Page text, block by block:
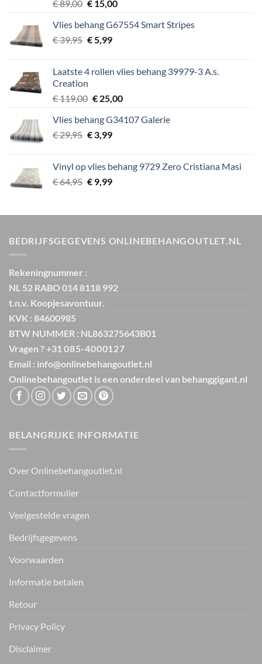
€89,00 Oorspronkelijke
was:
€ 89,00.
€15,00Huidige
is:
Vlies behang G67554 Smart Stripes
€39,95 Oorspronkelijke
€ 39,95.
€5,99Huidige
€ 5,99.
Laatste 4 rollen vlies behang 39979-3 A.s.
Creation
€119,00 Oorspronkelijke
was:
€ 119,00.
€25,00Huidige
is:
Vlies behang G34107 Galerie
€29,95 Oorspronkelijke
€ 29,95.
€3,99Huidige
€ 3,99.
Vinyl op vlies behang 9729 Zero Cristiana Masi
€64,95 Oorspronkelijke
€ 64,95.
€9,99Huidige
€ 9,99.
BEDRIJFSGEGEVENS ONLINEBEHANGOUTLET.NL
Rekeningnummer :
NL 52 RABO 014 8118 992
t.n.v. Koopjesavontuur.
KVK : 84600985
BTW NUMMER : NL863275643B01
Vragen ? +31 085-4000127
Email : info@onlinebehangoutlet.nl
Onlinebehangoutlet is een onderdeel van behanggigant.nl
BELANGRIJKE INFORMATIE
Over Onlinebehangoutlet.nl
Contactformulier
Veelgestelde vragen
Bedrijfsgegevens
Voorwaarden
Informatie betalen
Retour
Privacy Policy
Disclaimer